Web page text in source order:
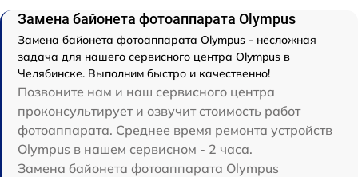
Замена байонета фотоаппарата Olympus
Замена байонета фотоаппарата Olympus - несложная
задача для нашего сервисного центра Olympus в
Челябинске. Выполним быстро и качественно!
Позвоните нам и наш сервисного центра
проконсультирует и озвучит стоимость работ
фотоаппарата. Среднее время ремонта устройств
Olympus в нашем сервисном - 2 часа.
Замена байонета фотоаппарата Olympus